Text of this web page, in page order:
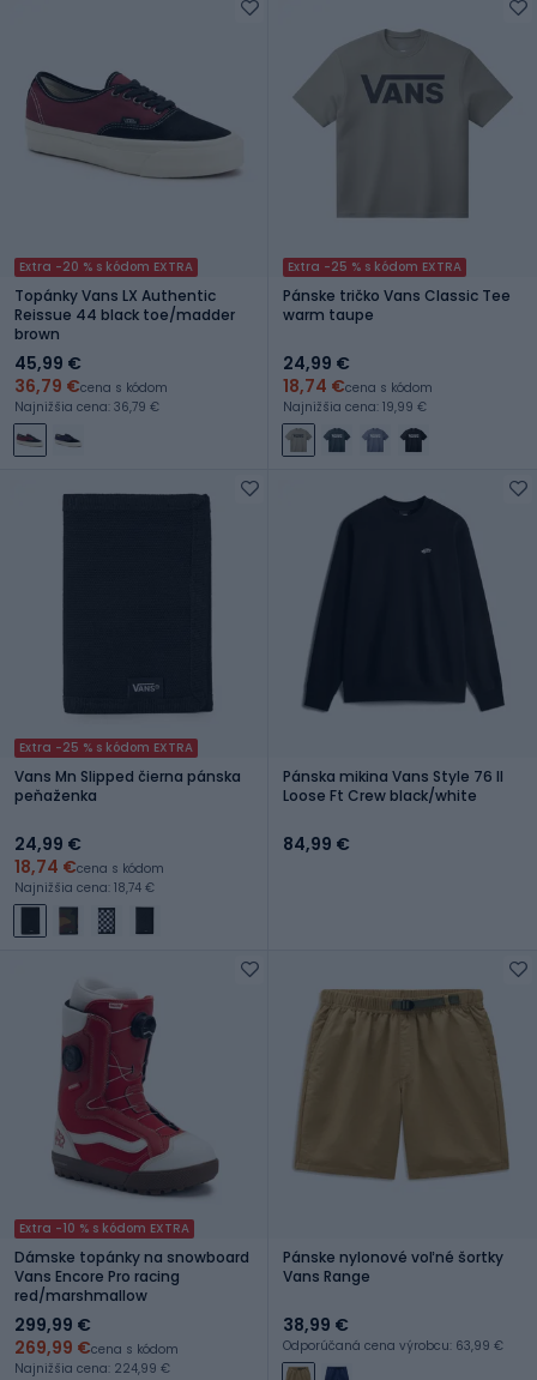
Extra -20 % s kódom EXTRA
Topánky Vans LX Authentic
Reissue 44 black toe/madder
brown
45,99 €
36,79 €cena s kódom
Najnižšia cena: 36,79 €
Extra -25 % s kódom EXTRA
Pánske tričko Vans Classic Tee
warm taupe
24,99 €
18,74 €cena s kódom
Najnižšia cena: 19,99 €
Extra -25 % s kódom EXTRA
Vans Mn Slipped čierna pánska
peňaženka
24,99 €
18,74 €cena s kódom
Najnižšia cena: 18,74 €
Pánska mikina Vans Style 76 II
Loose Ft Crew black/white
84,99 €
Extra -10 % s kódom EXTRA
Dámske topánky na snowboard
Vans Encore Pro racing
red/marshmallow
299,99 €
269,99 €cena s kódom
Najnižšia cena: 224,99 €
Pánske nylonové voľné šortky
Vans Range
38,99 €
Odporúčaná cena výrobcu: 63,99 €